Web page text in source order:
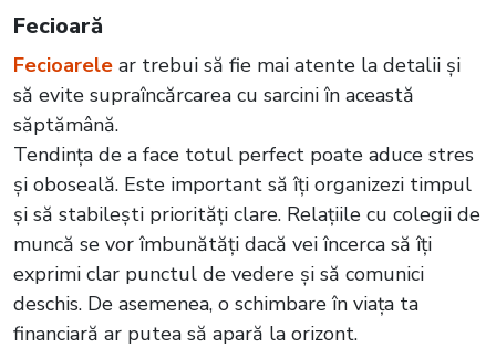
Fecioară
Fecioarele ar trebui să fie mai atente la detalii și
să evite supraîncărcarea cu sarcini în această
săptămână.
Tendința de a face totul perfect poate aduce stres
și oboseală. Este important să îți organizezi timpul
și să stabilești priorități clare. Relațiile cu colegii de
muncă se vor îmbunătăți dacă vei încerca să îți
exprimi clar punctul de vedere și să comunici
deschis. De asemenea, o schimbare în viața ta
financiară ar putea să apară la orizont.